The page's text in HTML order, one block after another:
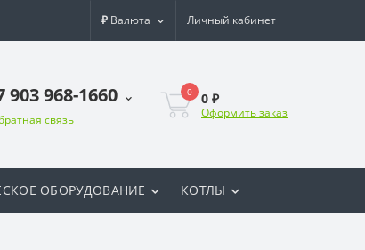
₽ Валюта Личный кабинет
903 968-1660
связь
0 0 ₽
Оформить заказ
ОБОРУДОВАНИЕ КОТЛЫ